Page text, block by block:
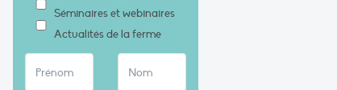
Séminaires et webinaires
Actualités de la ferme